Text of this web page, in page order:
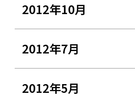
2012年10月
2012年7月
2012年5月